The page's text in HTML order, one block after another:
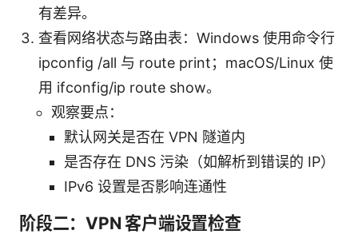
有差异。
查看网络状态与路由表：Windows 使用命令行
ipconfig /all 与 route print；macOS/Linux 使
用 ifconfig/ip route show。
观察要点：
默认网关是否在 VPN 隧道内
是否存在 DNS 污染（如解析到错误的 IP）
IPv6 设置是否影响连通性
阶段二：VPN 客户端设置检查